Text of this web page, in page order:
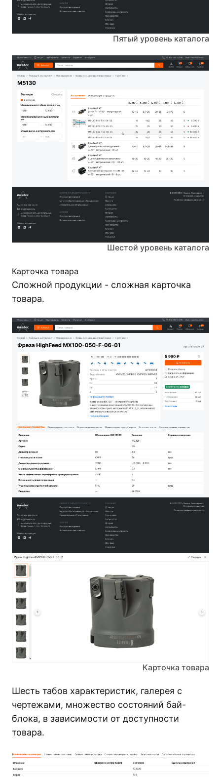
Пятый уровень каталога
Шестой уровень каталога
Карточка товара
Сложной продукции - сложная карточка
товара.
Карточка товара
Шесть табов характеристик, галерея с
чертежами, множество состояний бай-
блока, в зависимости от доступности
товара.